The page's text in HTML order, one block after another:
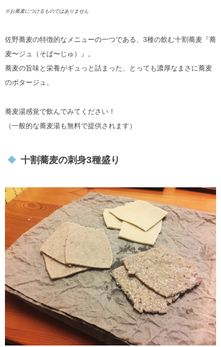
※お蕎麦につけるものではありません
佐野蕎麦の特徴的なメニューの一つである、3種の飲む十割蕎麦『蕎
麦〜ジュ（そば〜じゅ）』。
蕎麦の旨味と栄養がギュっと詰まった、とっても濃厚なまさに蕎麦
のポタージュ。
蕎麦湯感覚で飲んでみてください！
（一般的な蕎麦湯も無料で提供されます）
十割蕎麦の刺身3種盛り